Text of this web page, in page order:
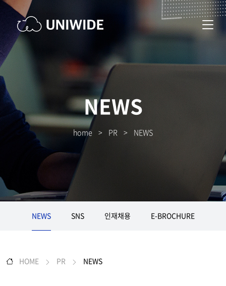
NEWS
home > PR > NEWS
NEWS SNS 인재채용 E-BROCHURE
HOME PR NEWS